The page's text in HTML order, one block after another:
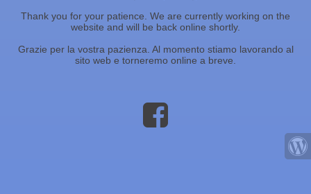
Thank you for your patience. We are currently working on the
website and will be back online shortly.
Grazie per la vostra pazienza. Al momento stiamo lavorando al
sito web e torneremo online a breve.